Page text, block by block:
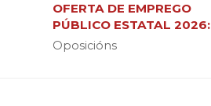
OFERTA DE EMPREGO
PÚBLICO ESTATAL 2026:
37.000 NOVAS PRAZAS
Oposicións